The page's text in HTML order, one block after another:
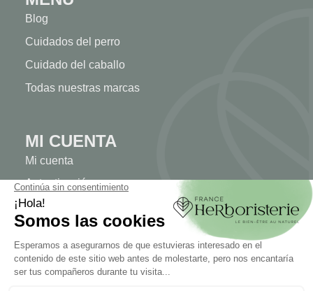
Blog
Cuidados del perro
Cuidado del caballo
Todas nuestras marcas
MI CUENTA
Mi cuenta
Autenticación
Seguimiento de pedidos
Cree su cuenta
INFORMACIÓN